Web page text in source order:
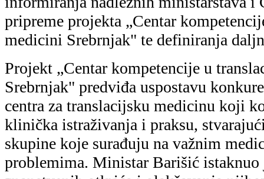
Predstavnici Dječje bolnice Srebrnjak
projekta premostiti jaz između
integrirane infrastrukture za
translacijskoj medicini. Na sastanku
projekt omogućio Republici Hrvatskoj
vodeću ulogu na jugoistoku Europe u
bolesti dišnih putova i alergija, od
boluje 1/3 populacije u dobi od 5 do